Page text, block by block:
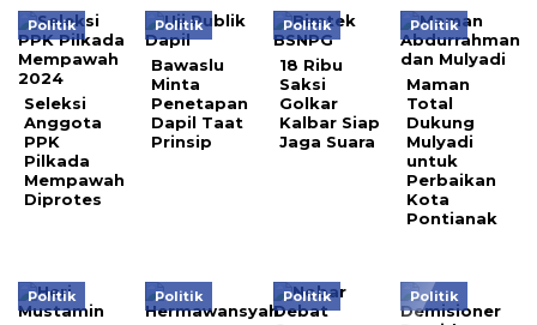
Politik
Seleksi
Anggota
PPK
Pilkada
Mempawah
Diprotes
Politik
Bawaslu
Minta
Penetapan
Dapil Taat
Prinsip
Politik
18 Ribu
Saksi
Golkar
Kalbar Siap
Jaga Suara
Politik
Maman
Total
Dukung
Mulyadi
untuk
Perbaikan
Kota
Pontianak
Politik Politik Politik Politik